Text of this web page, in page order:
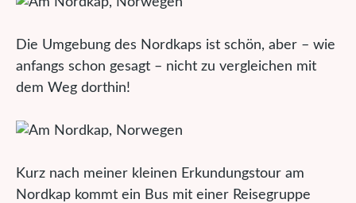
Die Umgebung des Nordkaps ist schön, aber – wie
anfangs schon gesagt – nicht zu vergleichen mit
dem Weg dorthin!
Kurz nach meiner kleinen Erkundungstour am
Nordkap kommt ein Bus mit einer Reisegruppe